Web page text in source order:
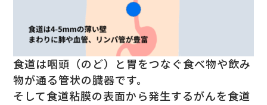
食道は咽頭（のど）と胃をつなぐ食べ物や飲み
物が通る管状の臓器です。
そして食道粘膜の表面から発生するがんを食道